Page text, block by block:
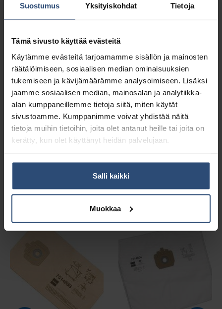
Suostumus Yksityiskohdat Tietoja
Tämä sivusto käyttää evästeitä
Käytämme evästeitä tarjoamamme sisällön ja mainosten
räätälöimiseen, sosiaalisen median ominaisuuksien
tukemiseen ja kävijämäärämme analysoimiseen. Lisäksi
jaamme sosiaalisen median, mainosalan ja analytiikka-
alan kumppaneillemme tietoja siitä, miten käytät
sivustoamme. Kumppanimme voivat yhdistää näitä
tietoja muihin tietoihin, joita olet antanut heille tai joita on
kerätty, kun olet käyttänyt heidän palvelujaan.
Salli kaikki
Muokkaa
Osasto:Märkäkuivaimurit
Lisätiedot
Paino 2 kg (kilogramma)
Liittyvät tuotteet